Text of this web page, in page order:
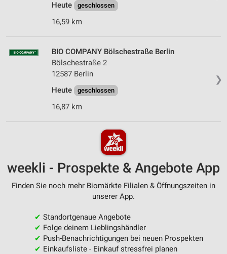
Heute
geschlossen
16,59 km
❯
BIO COMPANY Bölschestraße Berlin
Bölschestraße 2
12587 Berlin
Heute
geschlossen
16,87 km
weekli - Prospekte & Angebote App
Finden Sie noch mehr Biomärkte Filialen & Öffnungszeiten in
unserer App.
✔ Standortgenaue Angebote
✔ Folge deinem Lieblingshändler
✔ Push-Benachrichtigungen bei neuen Prospekten
✔ Einkaufsliste - Einkauf stressfrei planen